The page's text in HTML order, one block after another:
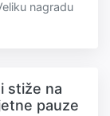
nagradu
stiže na
pauze